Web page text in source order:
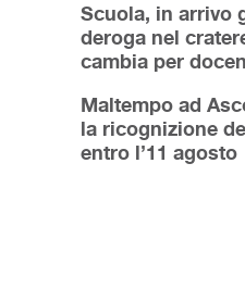
Scuola, in arrivo
deroga nel
cambia per
Maltempo ad
la ricognizione
entro l’11 agosto